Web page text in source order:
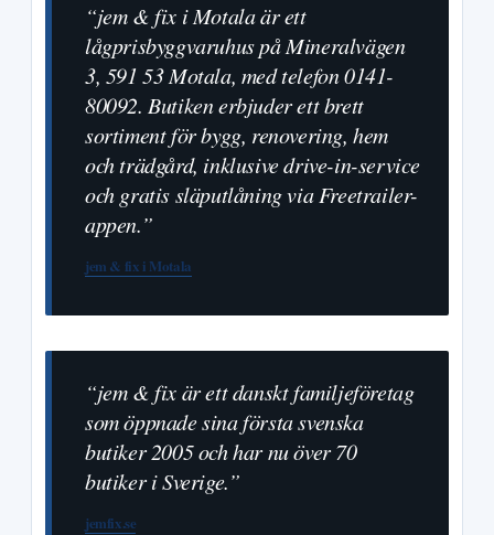
“jem & fix i Motala är ett
lågprisbyggvaruhus på Mineralvägen
3, 591 53 Motala, med telefon 0141-
80092. Butiken erbjuder ett brett
sortiment för bygg, renovering, hem
och trädgård, inklusive drive-in-service
och gratis släputlåning via Freetrailer-
appen.”
jem & fix i Motala
“jem & fix är ett danskt familjeföretag
som öppnade sina första svenska
butiker 2005 och har nu över 70
butiker i Sverige.”
jemfix.se